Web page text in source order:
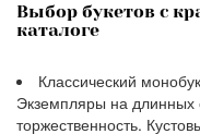
Выбор букетов с
каталоге
Классический
Экземпляры на длинных
торжественность.